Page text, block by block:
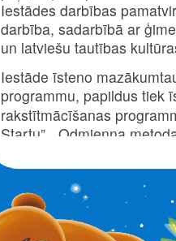
Iestādes darbības
darbība, sadarbībā ar
un latviešu tautības
Iestāde īsteno
programmu, papildus tiek
rakstītmācīšanas
Startu”, „Odmienna
Iestādē darbojas sešas
No paša sākuma iestāde
poļu ģimnāzijai.